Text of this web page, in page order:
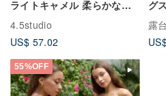
ライトキャメル 柔らかな肌
触りのノースリーブロングボ
タンワンピース
4.5studio
US$ 57.02
グ
ム
55%OFF